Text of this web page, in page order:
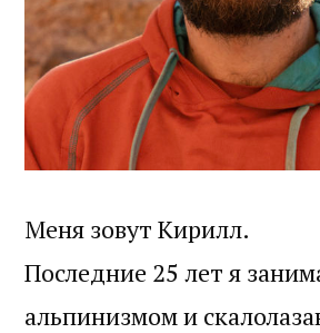
Меня зовут Кирилл.
Последние 25 лет я
альпинизмом и